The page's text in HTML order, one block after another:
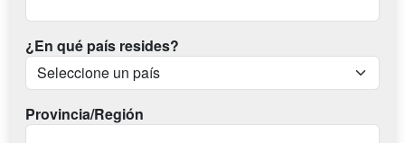
¿En qué país resides?
Provincia/Región